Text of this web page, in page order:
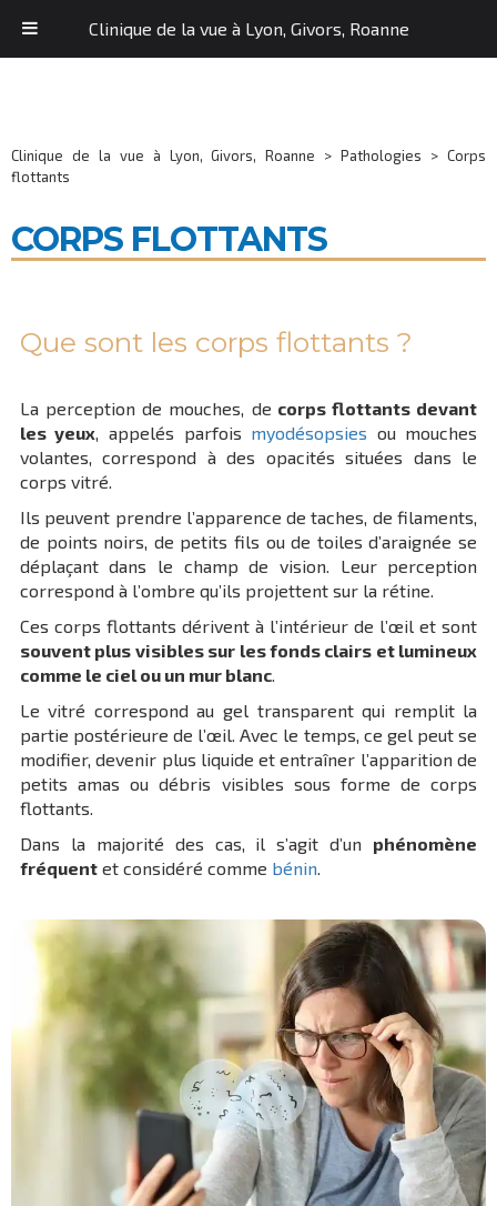
Clinique de la vue à Lyon, Givors, Roanne >Pathologies >Corps
flottants
CORPS FLOTTANTS
Que sont les corps flottants ?
La perception de mouches, de corps flottants devant
les yeux, appelés parfois myodésopsies ou mouches
volantes, correspond à des opacités situées dans le
corps vitré.
Ils peuvent prendre l’apparence de taches, de filaments,
de points noirs, de petits fils ou de toiles d’araignée se
déplaçant dans le champ de vision. Leur perception
correspond à l’ombre qu’ils projettent sur la rétine.
Ces corps flottants dérivent à l’intérieur de l’œil et sont
souvent plus visibles sur les fonds clairs et lumineux
comme le ciel ou un mur blanc.
Le vitré correspond au gel transparent qui remplit la
partie postérieure de l’œil. Avec le temps, ce gel peut se
modifier, devenir plus liquide et entraîner l’apparition de
petits amas ou débris visibles sous forme de corps
flottants.
Dans la majorité des cas, il s’agit d’un phénomène
fréquentet considéré comme bénin.
Clinique de la vue à Lyon, Givors, Roanne